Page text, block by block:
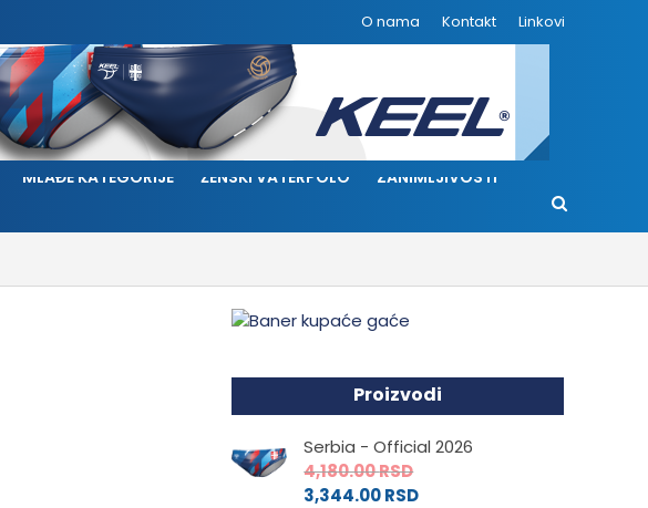
O nama Kontakt Linkovi
MLAĐE KATEGORIJE ŽENSKI VATERPOLO ZANIMLJIVOSTI
Proizvodi
Serbia - Official 2026
4,180.00RSD
3,344.00RSD